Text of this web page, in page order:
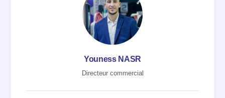
Youness NASR
Directeur commercial